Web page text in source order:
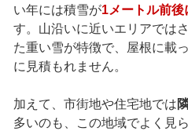
い年には積雪が1メートル前後
す。山沿いに近いエリアでは
た重い雪が特徴で、屋根に載
に見積もれません。
加えて、市街地や住宅地では
多いのも、この地域でよく見